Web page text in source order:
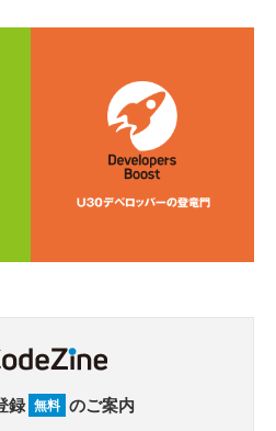
録 無料 のご案内